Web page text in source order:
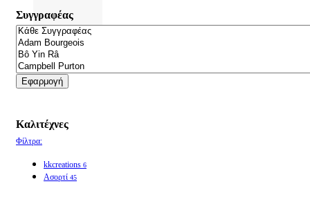
Συγγραφέας
Εφαρμογή
Καλιτέχνες
Φίλτρα:
kkcreations 6
Ασορτί 45